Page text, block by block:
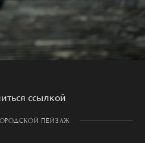
ссылкой
ГОРОДСКОЙ ПЕЙЗАЖ